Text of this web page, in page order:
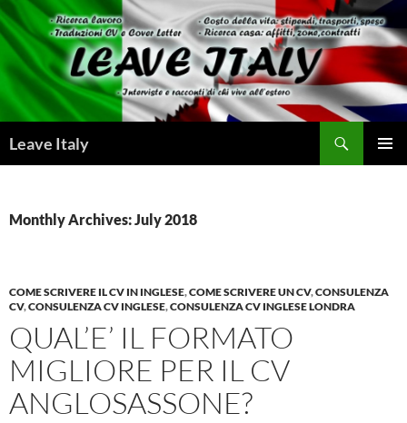
Skip
to
content
Leave Italy
Monthly Archives: July 2018
COME SCRIVERE IL CV IN INGLESE,COME SCRIVERE UN CV,CONSULENZA
CV,CONSULENZA CV INGLESE,CONSULENZA CV INGLESE LONDRA
QUAL’E’ IL FORMATO
MIGLIORE PER IL CV
ANGLOSASSONE?